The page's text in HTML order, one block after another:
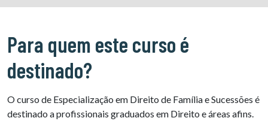
Para quem este curso é
destinado?
O curso de Especialização em Direito de Família e Sucessões é
destinado a profissionais graduados em Direito e áreas afins.